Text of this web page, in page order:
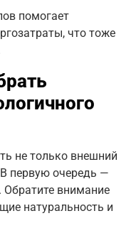
помогает
что тоже
не только внешний
первую очередь —
Обратите внимание
натуральность и